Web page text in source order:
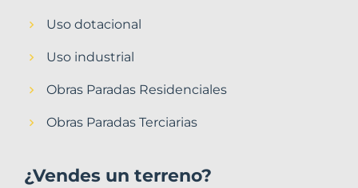
Uso dotacional
Uso industrial
Obras Paradas Residenciales
Obras Paradas Terciarias
¿Vendes un terreno?